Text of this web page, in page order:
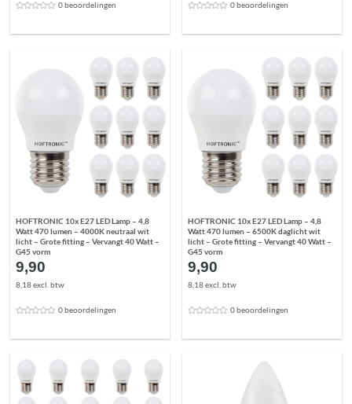
0 beoordelingen 0 beoordelingen
HOFTRONIC 10x E27 LED Lamp – 4,8
Watt 470 lumen – 4000K neutraal wit
licht – Grote fitting – Vervangt 40 Watt –
G45 vorm
9,90
8,18 excl. btw
0 beoordelingen
HOFTRONIC 10x E27 LED Lamp – 4,8
Watt 470 lumen – 6500K daglicht wit
licht – Grote fitting – Vervangt 40 Watt –
G45 vorm
9,90
8,18 excl. btw
0 beoordelingen